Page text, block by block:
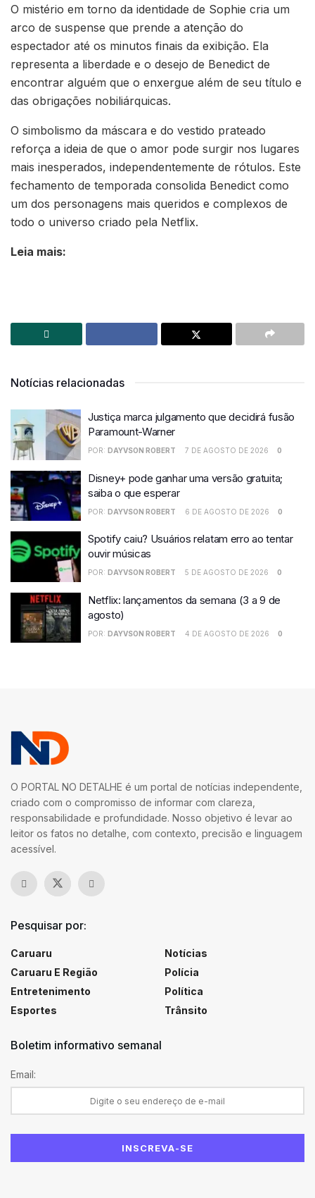
O mistério em torno da identidade de Sophie cria um
arco de suspense que prende a atenção do
espectador até os minutos finais da exibição. Ela
representa a liberdade e o desejo de Benedict de
encontrar alguém que o enxergue além de seu título e
das obrigações nobiliárquicas.
O simbolismo da máscara e do vestido prateado
reforça a ideia de que o amor pode surgir nos lugares
mais inesperados, independentemente de rótulos. Este
fechamento de temporada consolida Benedict como
um dos personagens mais queridos e complexos de
todo o universo criado pela Netflix.
Leia mais:
Notícias relacionadas
Justiça marca julgamento que decidirá fusão
Paramount-Warner
POR: DAYVSON ROBERT 7 DE AGOSTO DE 2026 0
Disney+ pode ganhar uma versão gratuita;
saiba o que esperar
POR: DAYVSON ROBERT 6 DE AGOSTO DE 2026 0
Spotify caiu? Usuários relatam erro ao tentar
ouvir músicas
POR: DAYVSON ROBERT 5 DE AGOSTO DE 2026 0
Netflix: lançamentos da semana (3 a 9 de
agosto)
POR: DAYVSON ROBERT 4 DE AGOSTO DE 2026 0
O PORTAL NO DETALHE é um portal de notícias independente,
criado com o compromisso de informar com clareza,
responsabilidade e profundidade. Nosso objetivo é levar ao
leitor os fatos no detalhe, com contexto, precisão e linguagem
acessível.
Pesquisar por:
Caruaru
Caruaru E Região
Entretenimento
Esportes
Notícias
Polícia
Política
Trânsito
Boletim informativo semanal
Email: